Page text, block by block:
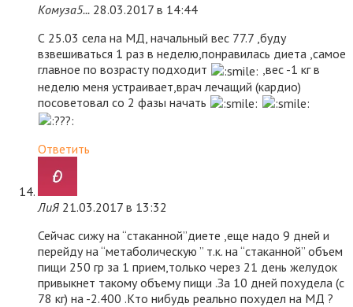
Комуза5... 28.03.2017 в 14:44
С 25.03 села на МД, начальный вес 77.7 ,буду
взвешиваться 1 раз в неделю,понравилась диета ,самое
главное по возрасту подходит
,вес -1 кг в
неделю меня устраивает,врач лечащий (кардио)
посоветовал со 2 фазы начать
Ответить
ЛиЯ 21.03.2017 в 13:32
Сейчас сижу на “стаканной”диете ,еще надо 9 дней и
перейду на “метаболическую ” т.к. на “стаканной” объем
пищи 250 гр за 1 прием,только через 21 день желудок
привыкнет такому объему пищи .За 10 дней похудела (с
78 кг) на -2.400 .Кто нибудь реально похудел на МД ?